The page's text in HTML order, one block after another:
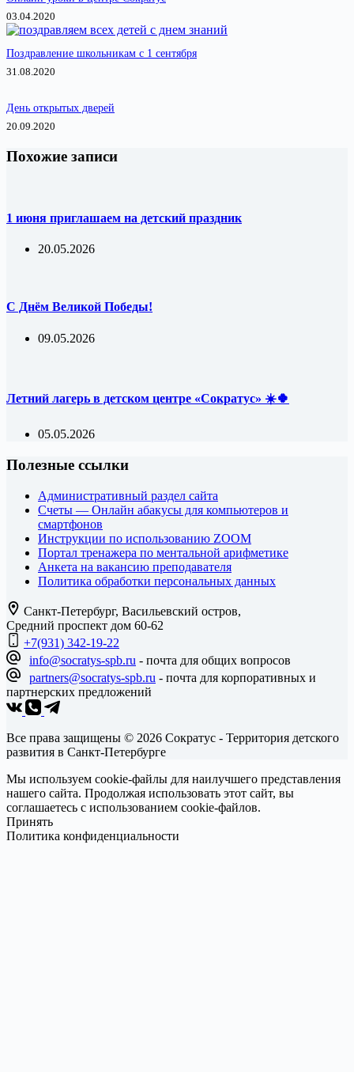
03.04.2020
Поздравление школьникам с 1 сентября
31.08.2020
День открытых дверей
20.09.2020
Похожие записи
1 июня приглашаем на детский праздник
20.05.2026
С Днём Великой Победы!
09.05.2026
Летний лагерь в детском центре «Сократус» ☀️🍀
05.05.2026
Полезные ссылки
Административный раздел сайта
Счеты — Онлайн абакусы для компьютеров и
смартфонов
Инструкции по использованию ZOOM
Портал тренажера по ментальной арифметике
Анкета на вакансию преподавателя
Политика обработки персональных данных
Санкт-Петербург, Васильевский остров,
Средний проспект дом 60-62
+7(931) 342-19-22
info@socratys-spb.ru - почта для общих вопросов
partners@socratys-spb.ru - почта для корпоративных и
партнерских предложений
Все права защищены © 2026 Сократус - Территория детского
развития в Санкт-Петербурге
Мы используем cookie-файлы для наилучшего представления
нашего сайта. Продолжая использовать этот сайт, вы
соглашаетесь с использованием cookie-файлов.
Принять
Политика конфиденциальности